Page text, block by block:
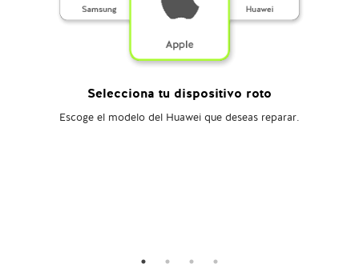
Selecciona tu dispositivo roto
Escoge el modelo del Huawei que deseas reparar.